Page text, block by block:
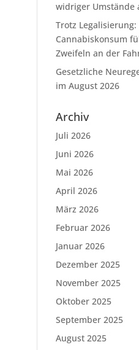
widriger Umstände
Trotz
Cannabiskonsum
Zweifeln an der
Gesetzliche
im August 2026
Archiv
Juli 2026
Juni 2026
Mai 2026
April 2026
März 2026
Februar 2026
Januar 2026
Dezember 2025
November 2025
Oktober 2025
September 2025
August 2025